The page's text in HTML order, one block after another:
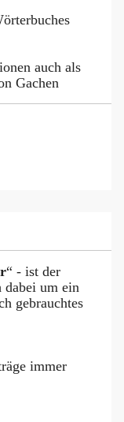
auch als
Gachen
“ - ist der
dabei um ein
gebrauchtes
immer